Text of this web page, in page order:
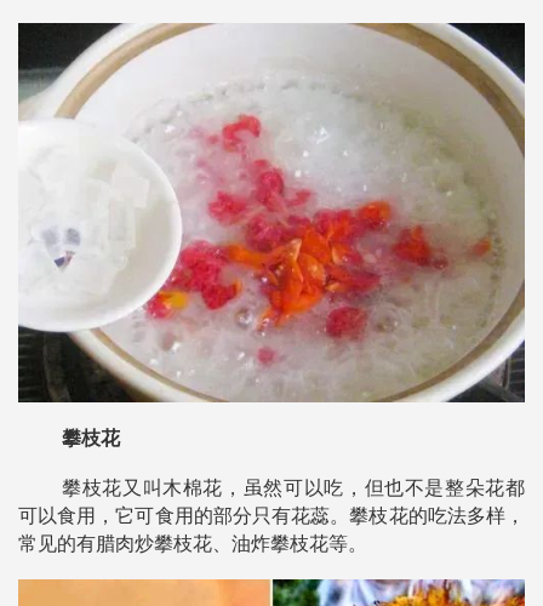
攀枝花
攀枝花又叫木棉花，虽然可以吃，但也不是整朵花都
可以食用，它可食用的部分只有花蕊。攀枝花的吃法多样，
常见的有腊肉炒攀枝花、油炸攀枝花等。